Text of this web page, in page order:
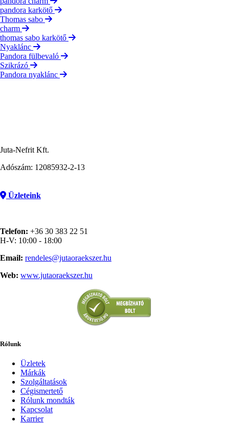
pandora karkötő
Thomas sabo
charm
thomas sabo karkötő
Nyaklánc
Pandora fülbevaló
Szikrázó
Pandora nyaklánc
Juta-Nefrit Kft.
Adószám: 12085932-2-13
Üzleteink
Telefon: +36 30 383 22 51
H-V: 10:00 - 18:00
Email: rendeles@jutaoraekszer.hu
Web: www.jutaoraekszer.hu
Rólunk
Üzletek
Márkák
Szolgáltatások
Cégismertető
Rólunk mondták
Kapcsolat
Karrier